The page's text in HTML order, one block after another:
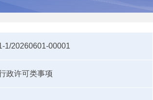
1/20260601-00001
政许可类事项